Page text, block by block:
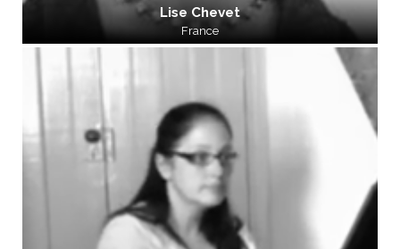
Lise Chevet
France